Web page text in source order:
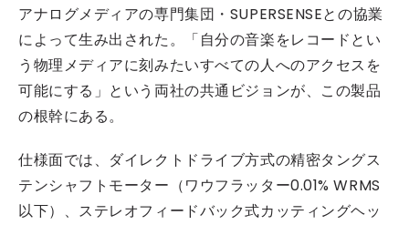
アナログメディアの専門集団・SUPERSENSEとの協業
によって生み出された。「自分の音楽をレコードとい
う物理メディアに刻みたいすべての人へのアクセスを
可能にする」という両社の共通ビジョンが、この製品
の根幹にある。
仕様面では、ダイレクトドライブ方式の精密タングス
テンシャフトモーター（ワウフラッター0.01% WRMS
以下）、ステレオフィードバック式カッティングヘッ